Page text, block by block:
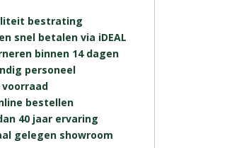
bestrating
snel betalen via iDEAL
binnen 14 dagen
personeel
voorraad
bestellen
40 jaar ervaring
gelegen showroom